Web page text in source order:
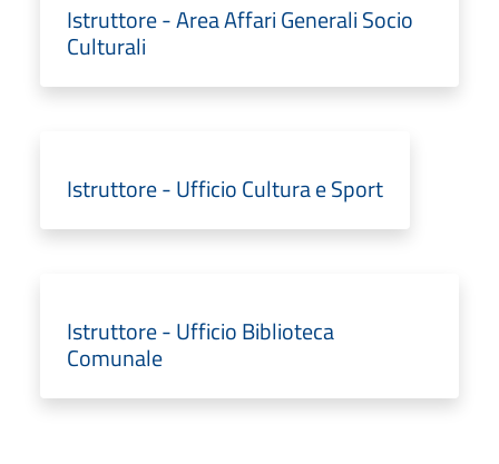
Istruttore - Area Affari Generali Socio
Culturali
Istruttore - Ufficio Cultura e Sport
Istruttore - Ufficio Biblioteca
Comunale